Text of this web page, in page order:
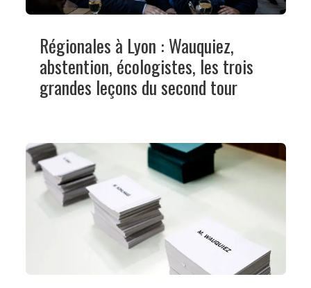
Régionales à Lyon : Wauquiez,
abstention, écologistes, les trois
grandes leçons du second tour